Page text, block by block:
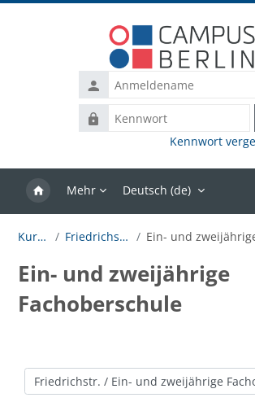
Anmeldename
Kennwort
Kennwort
Mehr Deutsch ‎(de)‎
Kurse Friedrichstr.
Ein- und zweijährige
Fachoberschule
Kursbereiche